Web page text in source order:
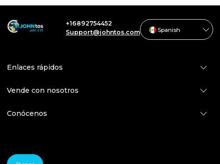
+16892754452
Support@johntos.com
Spanish
Enlaces rápidos
Vende con nosotros
Conócenos